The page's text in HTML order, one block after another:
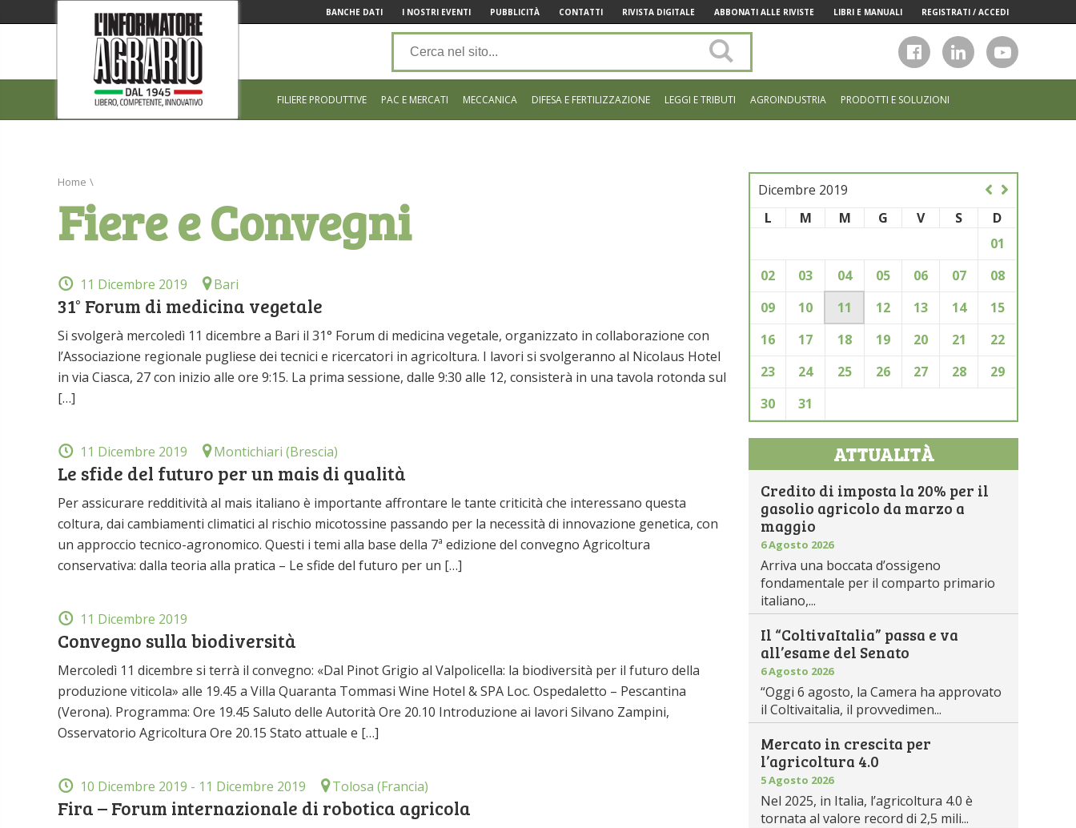
BANCHE DATI I NOSTRI EVENTI PUBBLICITÀ CONTATTI RIVISTA DIGITALE ABBONATI ALLE RIVISTE LIBRI E MANUALI REGISTRATI / ACCEDI
sito
FILIERE PRODUTTIVE PAC E MERCATI MECCANICA DIFESA E FERTILIZZAZIONE LEGGI E TRIBUTI AGROINDUSTRIA PRODOTTI E SOLUZIONI
Home \
Fiere e Convegni
11 Dicembre 2019 Bari
31° Forum di medicina vegetale
Si svolgerà mercoledì 11 dicembre a Bari il 31° Forum di medicina vegetale, organizzato in collaborazione con
l’Associazione regionale pugliese dei tecnici e ricercatori in agricoltura. I lavori si svolgeranno al Nicolaus Hotel
in via Ciasca, 27 con inizio alle ore 9:15. La prima sessione, dalle 9:30 alle 12, consisterà in una tavola rotonda sul
[…]
11 Dicembre 2019 Montichiari (Brescia)
Le sfide del futuro per un mais di qualità
Per assicurare redditività al mais italiano è importante affrontare le tante criticità che interessano questa
coltura, dai cambiamenti climatici al rischio micotossine passando per la necessità di innovazione genetica, con
un approccio tecnico-agronomico. Questi i temi alla base della 7ª edizione del convegno Agricoltura
conservativa: dalla teoria alla pratica – Le sfide del futuro per un […]
11 Dicembre 2019
Convegno sulla biodiversità
Mercoledì 11 dicembre si terrà il convegno: «Dal Pinot Grigio al Valpolicella: la biodiversità per il futuro della
produzione viticola» alle 19.45 a Villa Quaranta Tommasi Wine Hotel & SPA Loc. Ospedaletto – Pescantina
(Verona). Programma: Ore 19.45 Saluto delle Autorità Ore 20.10 Introduzione ai lavori Silvano Zampini,
Osservatorio Agricoltura Ore 20.15 Stato attuale e […]
10 Dicembre 2019 - 11 Dicembre 2019 Tolosa (Francia)
Fira – Forum internazionale di robotica agricola
Dicembre 2019
L
M M G V S
D
01
02
03 04 05 06 07
08
09
10 11 12 13 14
15
16
17 18 19 20 21
22
23
24 25 26 27 28
29
30
31
ATTUALITÀ
Credito di imposta la 20% per il
gasolio agricolo da marzo a
maggio
6 Agosto 2026
Arriva una boccata d’ossigeno
fondamentale per il comparto primario
italiano,...
Il “ColtivaItalia” passa e va
all’esame del Senato
6 Agosto 2026
“Oggi 6 agosto, la Camera ha approvato
il Coltivaitalia, il provvedimen...
Mercato in crescita per
l’agricoltura 4.0
5 Agosto 2026
Nel 2025, in Italia, l’agricoltura 4.0 è
tornata al valore record di 2,5 mili...